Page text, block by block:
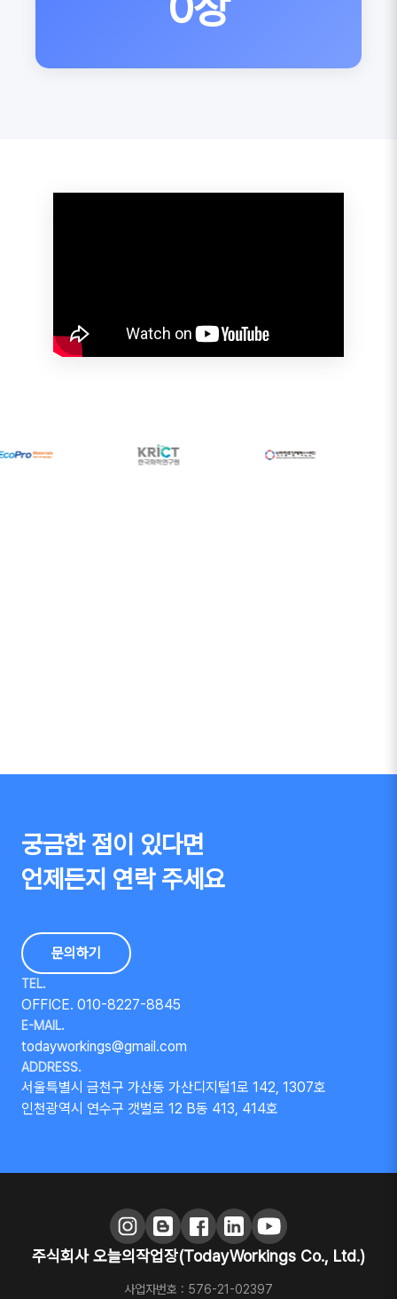
궁금한 점이 있다면
언제든지 연락 주세요
문의하기
TEL.
OFFICE. 010-8227-8845
E-MAIL.
todayworkings@gmail.com
ADDRESS.
서울특별시 금천구 가산동 가산디지털1로 142, 1307호
인천광역시 연수구 갯벌로 12 B동 413, 414호
주식회사 오늘의작업장(TodayWorkings Co., Ltd.)
사업자번호 : 576-21-02397